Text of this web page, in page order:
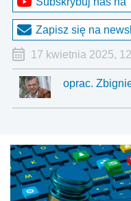
Zapisz się na
17 kwietnia 2025,
oprac.